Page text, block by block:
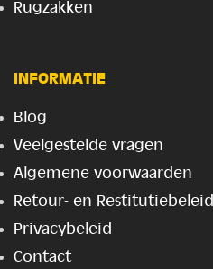
Rugzakken
INFORMATIE
Blog
Veelgestelde vragen
Algemene voorwaarden
Retour- en Restitutiebeleid
Privacybeleid
Contact